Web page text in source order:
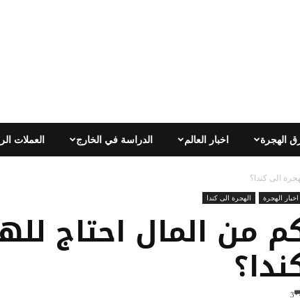
العملات الدراسة في الخارج اخبار العالم الهجرة
الى كندا؟
اخبار الهجرة الهجرة الى كندا
من المال احتاج
3